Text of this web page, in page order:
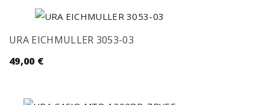
URA EICHMULLER 3053-03
49,00 €